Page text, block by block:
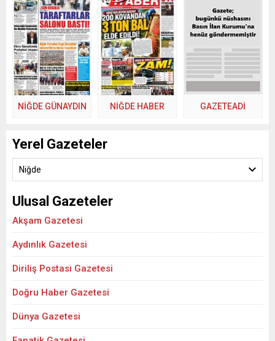
NİĞDE GÜNAYDIN NİĞDE HABER GAZETEADI
Yerel Gazeteler
Niğde
Ulusal Gazeteler
Akşam Gazetesi
Aydınlık Gazetesi
Diriliş Postası Gazetesi
Doğru Haber Gazetesi
Dünya Gazetesi